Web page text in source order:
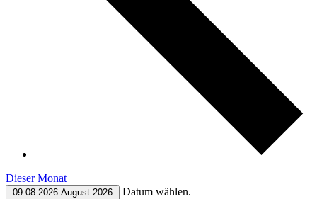
Dieser Monat
09.08.2026 August 2026 Datum wählen.